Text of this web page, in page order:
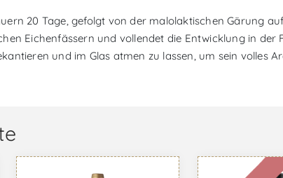
20 Tage, gefolgt von der malolaktischen Gärung
Eichenfässern und vollendet die Entwicklung in der
und im Glas atmen zu lassen, um sein volles